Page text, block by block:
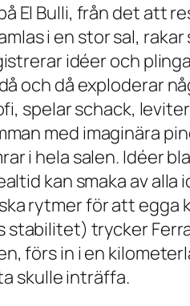
El Bulli, från det att
i en stor sal,
idéer och
och då exploderar
spelar schack,
med imaginära
i hela salen. Idéer
kan smaka av
rytmer för att
trycker
förs in i en
skulle inträffa.